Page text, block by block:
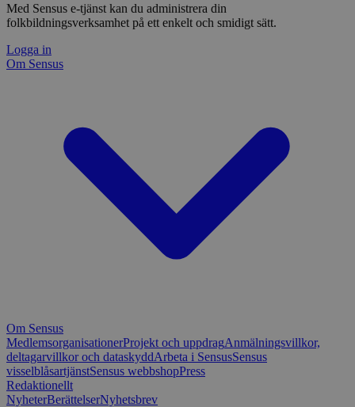
Med Sensus e-tjänst kan du administrera din
folkbildningsverksamhet på ett enkelt och smidigt sätt.
Logga in
Om Sensus
Om Sensus
MedlemsorganisationerProjekt och uppdragAnmälningsvillkor,
deltagarvillkor och dataskyddArbeta i SensusSensus
visselblåsartjänstSensus webbshopPress
Redaktionellt
NyheterBerättelserNyhetsbrev